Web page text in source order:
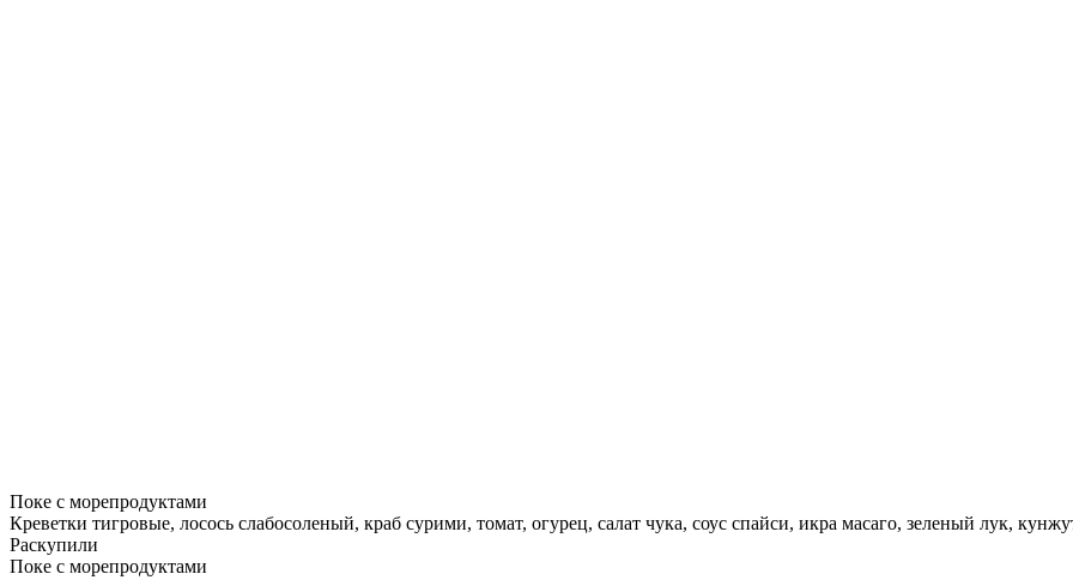
Поке с морепродуктами
Креветки тигровые, лосось слабосоленый, краб сурими, томат, огурец, салат чука, соус спайси, икра масаго, зеленый лук,
Раскупили
Поке с морепродуктами